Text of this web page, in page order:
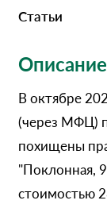
Статьи
В октябре
(через МФЦ)
похищены
"Поклонная,
стоимостью